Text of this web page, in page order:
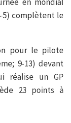
5) complètent le
pour le pilote
9-13) devant
réalise un GP
23 points à